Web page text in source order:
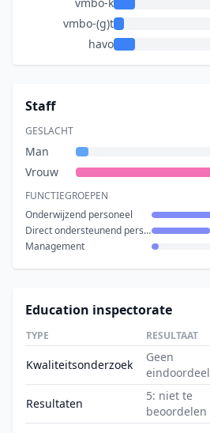
vmbo-(g)t
havo
Staff
GESLACHT
Man
Vrouw
FUNCTIEGROEPEN
Onderwijzend personeel
Direct ondersteunend personeel
Management
Education inspectorate
TYPE RESULTAAT
Kwaliteitsonderzoek
Geen
eindoordeel
Resultaten
5: niet te
beoordelen